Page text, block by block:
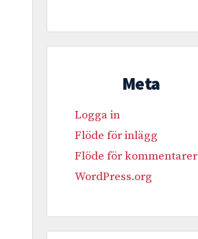
Meta
Logga in
Flöde för inlägg
Flöde för kommentarer
WordPress.org